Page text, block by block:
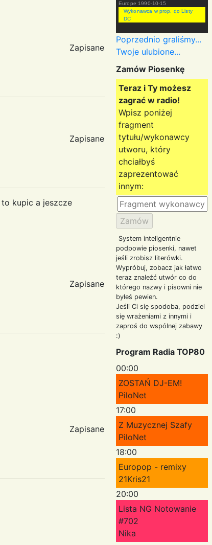
Zapisane
Zapisane
kupic a jeszcze
Zapisane
Zapisane
Europe 1990-10-15
Wykonawca w prop. do Listy
DC
Poprzednio graliśmy...
Twoje ulubione...
Zamów Piosenkę
Teraz i Ty możesz
zagrać w radio!
Wpisz poniżej
fragment
tytułu/wykonawcy
utworu, który
chciałbyś
zaprezentować
innym:
System inteligentnie
podpowie piosenki, nawet
jeśli zrobisz literówki.
Wypróbuj, zobacz jak łatwo
teraz znaleźć utwór co do
którego nazwy i pisowni nie
byłeś pewien.
Jeśli Ci się spodoba, podziel
się wrażeniami z innymi i
zaproś do wspólnej zabawy
:)
Program Radia TOP80
00:00
ZOSTAŃ DJ-EM!
PiloNet
17:00
Z Muzycznej Szafy
PiloNet
18:00
Europop - remixy
21Kris21
20:00
Lista NG Notowanie
#702
Nika